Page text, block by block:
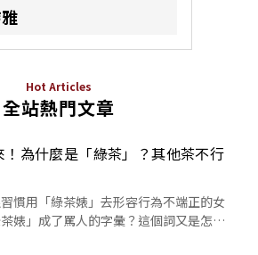
Hot Articles
全站熱門文章
！為什麼是「綠茶」？其他茶不行
慣用「綠茶婊」去形容行為不端正的女
婊」成了罵人的字彙？這個詞又是怎麼